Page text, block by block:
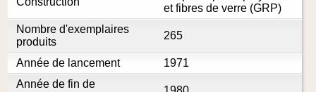
et fibres de verre (GRP)
Nombre d'exemplaires
produits
265
Année de lancement
1971
Année de fin de